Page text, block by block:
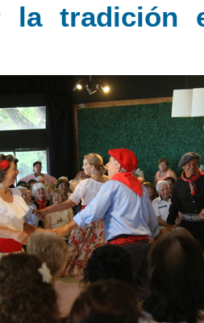
la tradición